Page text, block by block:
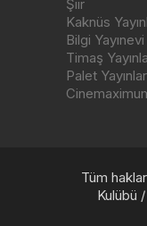
Şiir
Kaknüs
Bilgi
Timaş
Palet
Tüm
Kulübü /